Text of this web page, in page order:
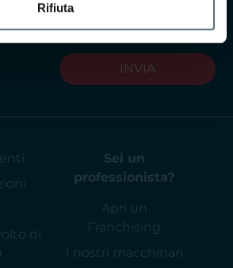
Rifiuta
finalità commerciali
(opzionale)
INVIA
di
Sei un
professionista?
Apri un
Franchising
I nostri macchinari